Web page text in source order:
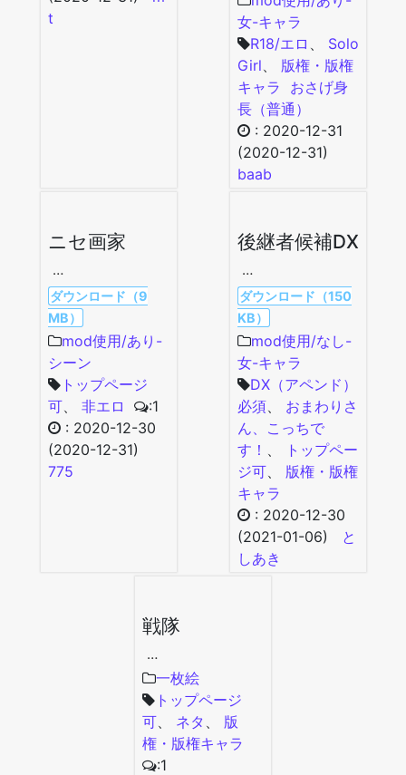
t
女-キャラ
R18/エロ 、 Solo
Girl、 版権・版権
キャラ
おさげ身
長（普通）
: 2020-12-31
(2020-12-31)
baab
ニセ画家
…
ダウンロード（9
MB）
mod使用/あり-
シーン
トップページ
可、 非エロ
:1
: 2020-12-30
(2020-12-31)
775
後継者候補DX
…
ダウンロード（150
KB）
mod使用/なし-
女-キャラ
DX（アペンド）
必須、 おまわりさ
ん、こっちで
す！ 、
トップペー
ジ可、 版権・版権
キャラ
: 2020-12-30
(2021-01-06)
と
しあき
戦隊
…
一枚絵
トップページ
可
ネタ
版
権・版権キャラ
:1